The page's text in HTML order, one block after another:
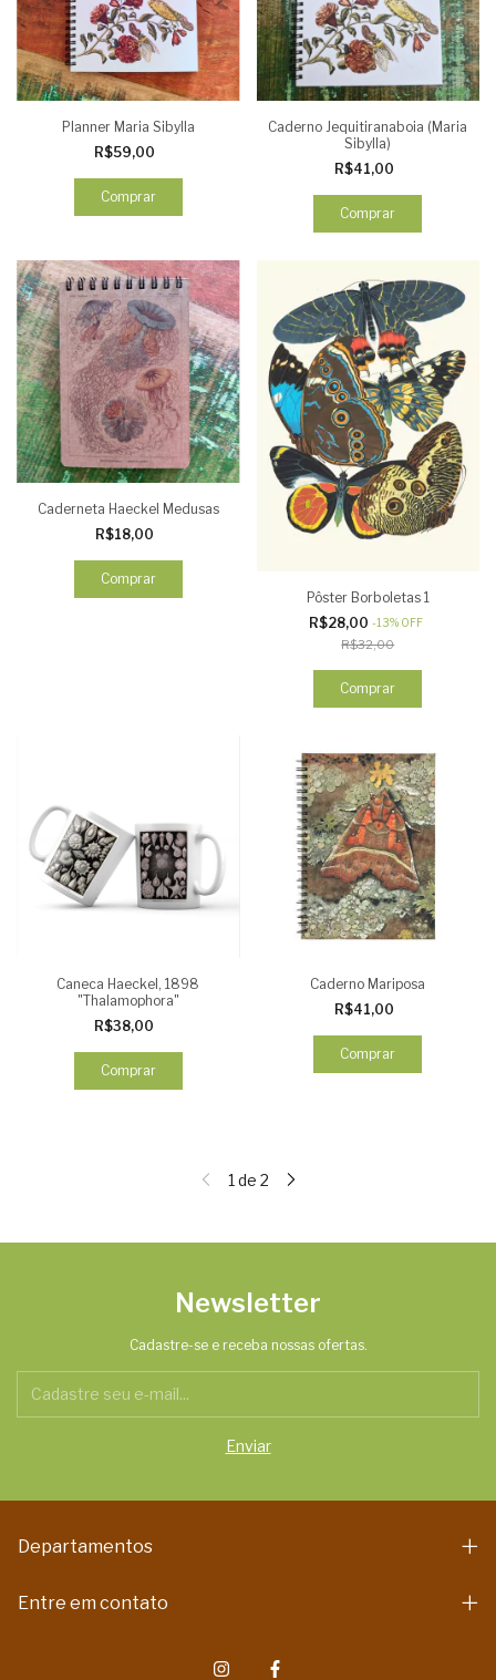
Planner Maria Sibylla
R$59,00
Comprar
Caderno Jequitiranaboia (Maria
Sibylla)
R$41,00
Comprar
Caderneta Haeckel Medusas
R$18,00
Comprar
Pôster Borboletas 1
R$28,00 -13% OFF
R$32,00
Comprar
Caneca Haeckel, 1898
"Thalamophora"
R$38,00
Comprar
Caderno Mariposa
R$41,00
Comprar
1 de 2
Newsletter
Cadastre-se e receba nossas ofertas.
Departamentos
Entre em contato